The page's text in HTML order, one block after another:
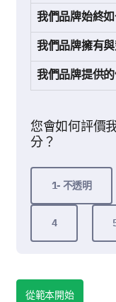
我們品牌始終
我們品牌擁有
我們品牌提供
您會如何評價
分？
1- 不透明
4
了解您對我們品
從範本開始